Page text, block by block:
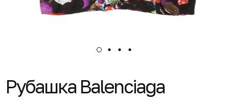
Рубашка Balenciaga